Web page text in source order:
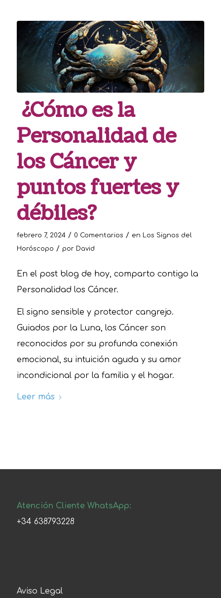
¿Cómo es la
Personalidad de
los Cáncer y
puntos fuertes y
débiles?
febrero 7, 2024 / 0 Comentarios / en Los Signos del
Horóscopo / por David
En el post blog de hoy, comparto contigo la
Personalidad los Cáncer.
El signo sensible y protector cangrejo.
Guiados por la Luna, los Cáncer son
reconocidos por su profunda conexión
emocional, su intuición aguda y su amor
incondicional por la familia y el hogar.
Leer más
Atención Cliente WhatsApp:
+34 638793228
Aviso Legal